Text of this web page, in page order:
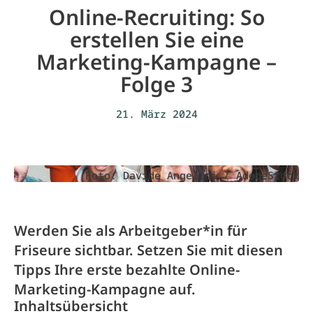
Online-Recruiting: So
erstellen Sie eine
Marketing-Kampagne –
Folge 3
21. März 2024
Foto: Davide Angelini / AdobeStock
Werden Sie als Arbeitgeber*in für
Friseure sichtbar. Setzen Sie mit diesen
Tipps Ihre erste bezahlte Online-
Marketing-Kampagne auf.
Inhaltsübersicht